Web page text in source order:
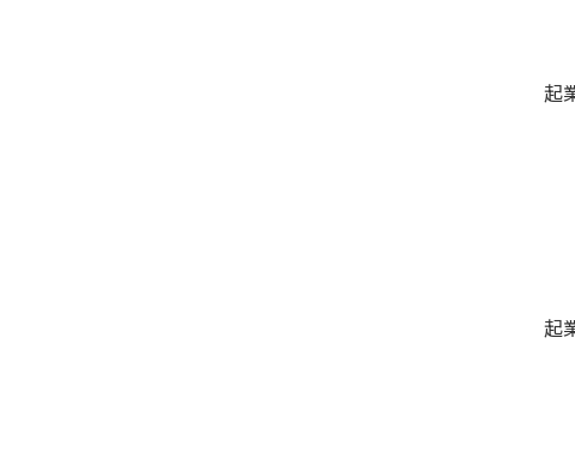
起
起